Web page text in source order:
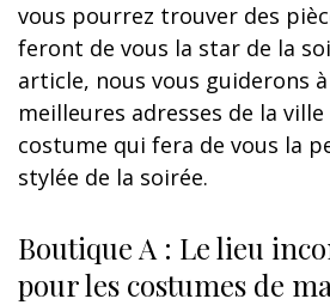
vous pourrez trouver des
feront de vous la star de la
article, nous vous guiderons
meilleures adresses de la
costume qui fera de vous la
stylée de la soirée.
Boutique A : Le lieu
pour les costumes de